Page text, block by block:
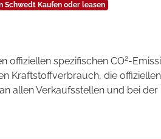
Schwedt Kaufen oder leasen
offiziellen spezifischen CO2-
Kraftstoffverbrauch, die
allen Verkaufsstellen und bei